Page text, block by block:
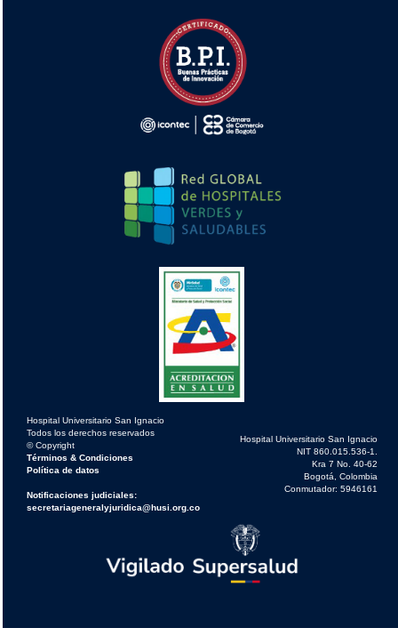
Hospital Universitario San Ignacio
Todos los derechos reservados
© Copyright
Términos & Condiciones
Política de datos
Notificaciones judiciales:
secretariageneralyjuridica@husi.org.co
Hospital Universitario San Ignacio
NIT 860.015.536-1.
Kra 7 No. 40-62
Bogotá, Colombia
Conmutador: 5946161